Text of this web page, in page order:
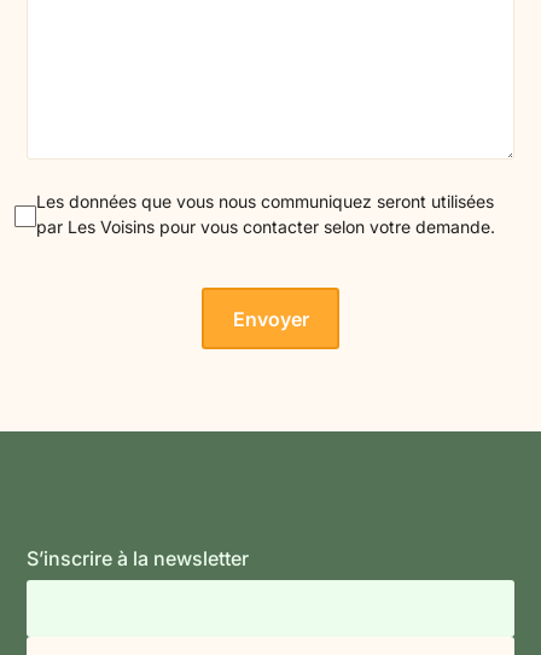
Les données que vous nous communiquez seront utilisées
par Les Voisins pour vous contacter selon votre demande.
S’inscrire à la newsletter